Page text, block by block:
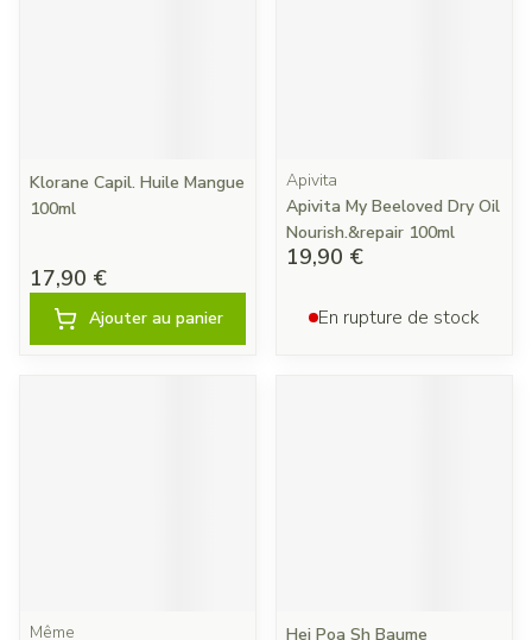
Klorane Capil. Huile Mangue
100ml
17,90 €
Ajouter au panier
Apivita
Apivita My Beeloved Dry Oil
Nourish.&repair 100ml
19,90 €
En rupture de stock
Même Hei Poa Sh Baume